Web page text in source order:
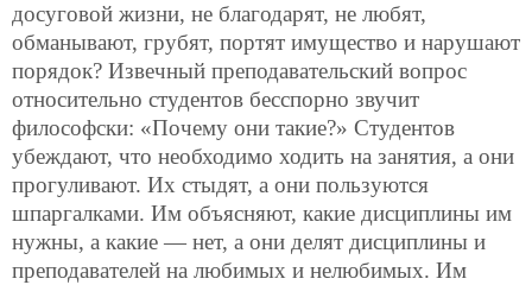
досуговой жизни, не благодарят, не любят,
обманывают, грубят, портят имущество и нарушают
порядок? Извечный преподавательский вопрос
относительно студентов бесспорно звучит
философски: «Почему они такие?» Студентов
убеждают, что необходимо ходить на занятия, а они
прогуливают. Их стыдят, а они пользуются
шпаргалками. Им объясняют, какие дисциплины им
нужны, а какие — нет, а они делят дисциплины и
преподавателей на любимых и нелюбимых. Им